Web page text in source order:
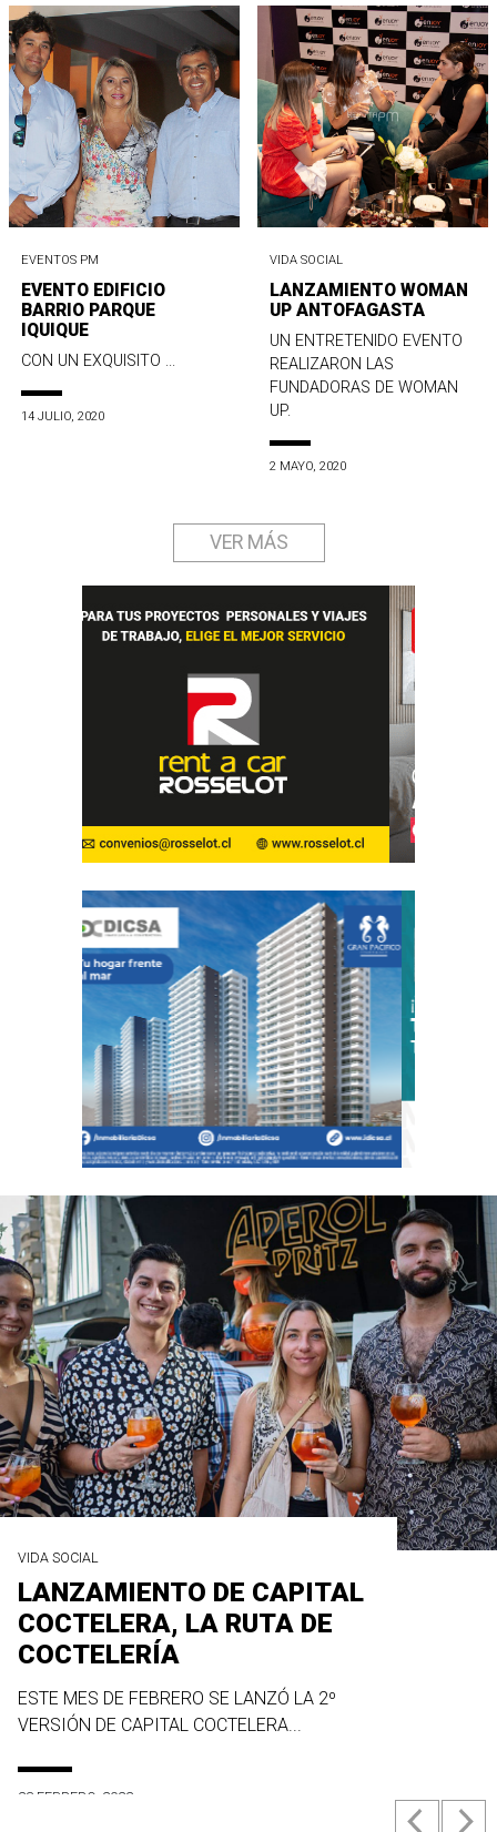
EVENTOS PM
EVENTO EDIFICIO
BARRIO PARQUE
IQUIQUE
CON UN EXQUISITO ...
14 JULIO, 2020
VIDA SOCIAL
LANZAMIENTO WOMAN
UP ANTOFAGASTA
UN ENTRETENIDO EVENTO
REALIZARON LAS
FUNDADORAS DE WOMAN
UP.
2 MAYO, 2020
VER MÁS
VIDA SOCIAL
LANZAMIENTO DE CAPITAL
COCTELERA, LA RUTA DE
COCTELERÍA
ESTE MES DE FEBRERO SE LANZÓ LA 2º
VERSIÓN DE CAPITAL COCTELERA...
23 FEBRERO, 2022